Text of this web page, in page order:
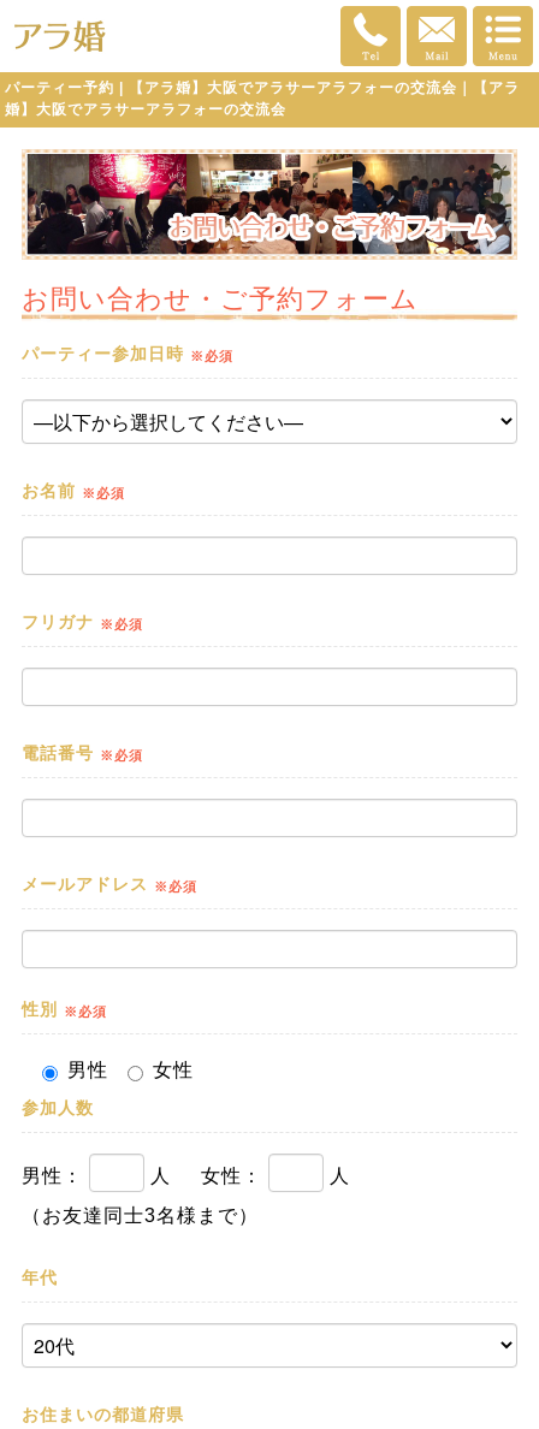
パーティー予約 | 【アラ婚】大阪でアラサーアラフォーの交流会｜【アラ
婚】大阪でアラサーアラフォーの交流会
お問い合わせ・ご予約フォーム
パーティー参加日時 ※必須
お名前 ※必須
フリガナ ※必須
電話番号 ※必須
メールアドレス ※必須
性別 ※必須
男性 女性
参加人数
男性： 人 女性：
人
（お友達同士3名様まで）
年代
お住まいの都道府県